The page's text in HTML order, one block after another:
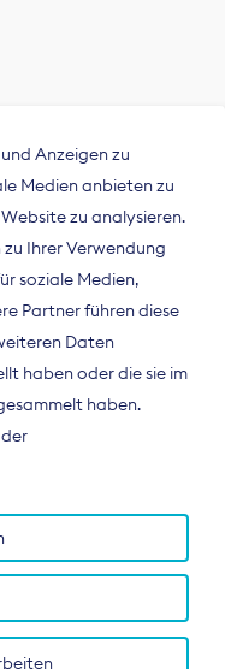
und
der
Anzeigen zu
Medien anbieten zu
zu analysieren.
Ihrer Verwendung
soziale Medien,
Partner führen diese
Daten
haben oder die sie im
haben.